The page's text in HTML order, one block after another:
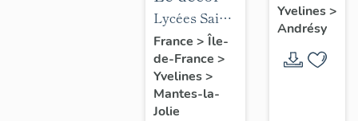
des lycées
de Mantes
Lycées Saint-
Exupéry et
Jean Rostand
France > Île-
de-France >
Yvelines>
Mantes-la-
Jolie
Germain-
de-
Paris
Yvelines>
Andrésy